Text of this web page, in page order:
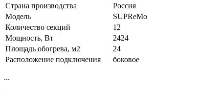
Страна производства
Россия
Модель
SUPReMo
Количество секций
12
Мощность, Вт
2424
Площадь обогрева, м2
24
Расположение подключения
боковое
...